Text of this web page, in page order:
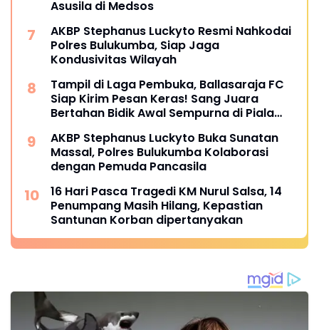
Asusila di Medsos
AKBP Stephanus Luckyto Resmi Nahkodai
Polres Bulukumba, Siap Jaga
Kondusivitas Wilayah
Tampil di Laga Pembuka, Ballasaraja FC
Siap Kirim Pesan Keras! Sang Juara
Bertahan Bidik Awal Sempurna di Piala
AKBP Stephanus Luckyto Buka Sunatan
Massal, Polres Bulukumba Kolaborasi
dengan Pemuda Pancasila
16 Hari Pasca Tragedi KM Nurul Salsa, 14
Penumpang Masih Hilang, Kepastian
Santunan Korban dipertanyakan